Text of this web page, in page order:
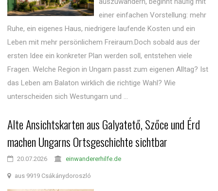
einer einfachen Vorstellung: mehr
Ruhe, ein eigenes Haus, niedrigere laufende Kosten und ein
Leben mit mehr persönlichem Freiraum.Doch sobald aus der
ersten Idee ein konkreter Plan werden soll, entstehen viele
Fragen. Welche Region in Ungarn passt zum eigenen Alltag? Ist
das Leben am Balaton wirklich die richtige Wahl? Wie
unterscheiden sich Westungarn und ...
Alte Ansichtskarten aus Galyatető, Szőce und Érd
machen Ungarns Ortsgeschichte sichtbar
20.07.2026 einwandererhilfe.de
aus 9919 Csákánydoroszló